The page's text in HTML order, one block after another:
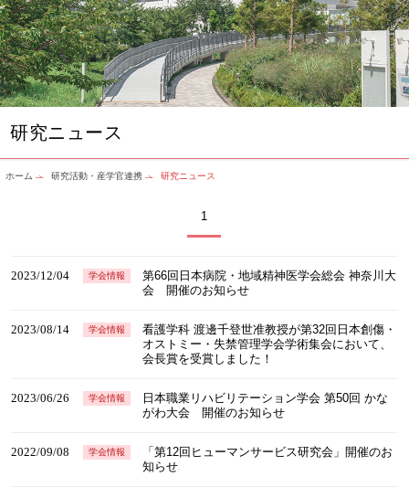
研究ニュース
ホーム 研究活動・産学官連携 研究ニュース
1
2023/12/04 学会情報
第66回日本病院・地域精神医学会総会 神奈川大
会 開催のお知らせ
2023/08/14 学会情報
看護学科 渡邊千登世准教授が第32回日本創傷・
オストミー・失禁管理学会学術集会において、
会長賞を受賞しました！
2023/06/26 学会情報
日本職業リハビリテーション学会 第50回 かな
がわ大会 開催のお知らせ
2022/09/08 学会情報
「第12回ヒューマンサービス研究会」開催のお
知らせ